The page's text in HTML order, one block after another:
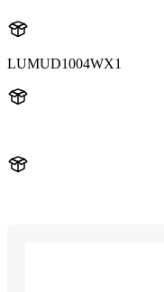
LUMUD1004WX1